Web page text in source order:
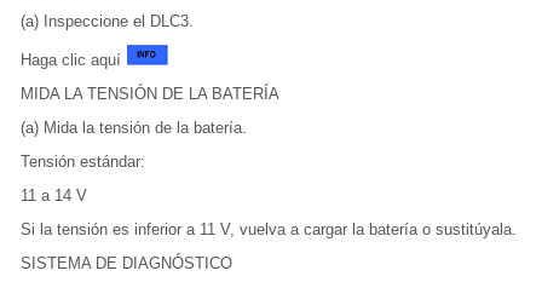
(a) Inspeccione el DLC3.
Haga clic aquí
MIDA LA TENSIÓN DE LA BATERÍA
(a) Mida la tensión de la batería.
Tensión estándar:
11 a 14 V
Si la tensión es inferior a 11 V, vuelva a cargar la batería o sustitúyala.
SISTEMA DE DIAGNÓSTICO